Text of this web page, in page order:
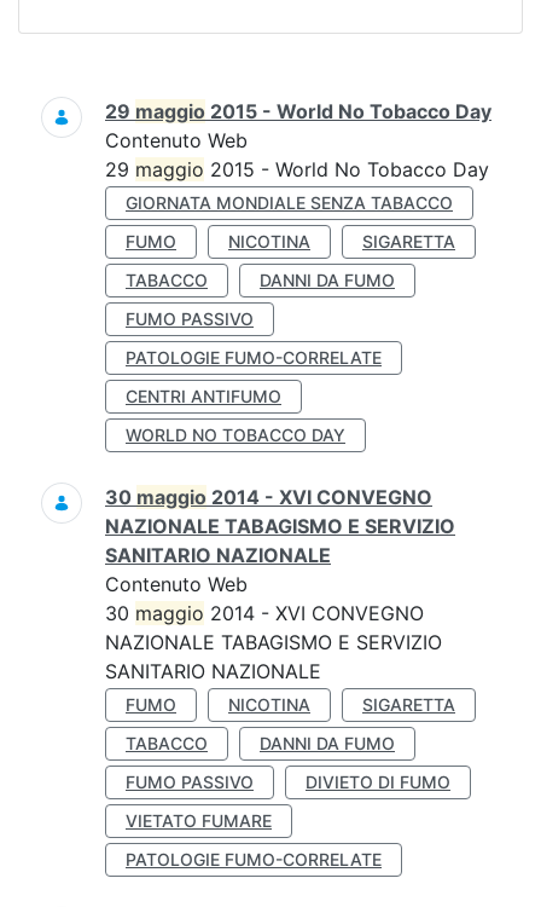
Ricerca
29 maggio 2015 - World No Tobacco Day
Contenuto Web
29 maggio 2015 - World No Tobacco Day
GIORNATA MONDIALE SENZA TABACCO
FUMO
NICOTINA
SIGARETTA
TABACCO
DANNI DA FUMO
FUMO PASSIVO
PATOLOGIE FUMO-CORRELATE
CENTRI ANTIFUMO
WORLD NO TOBACCO DAY
30 maggio 2014 - XVI CONVEGNO
NAZIONALE TABAGISMO E SERVIZIO
SANITARIO NAZIONALE
Contenuto Web
30 maggio 2014 - XVI CONVEGNO
NAZIONALE TABAGISMO E SERVIZIO
SANITARIO NAZIONALE
FUMO NICOTINA
SIGARETTA
TABACCO
DANNI DA FUMO
FUMO PASSIVO
DIVIETO DI FUMO
VIETATO FUMARE
PATOLOGIE FUMO-CORRELATE